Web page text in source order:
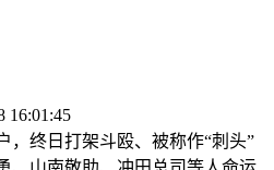
16:01:45
，终日打架斗殴、被称作“刺头”